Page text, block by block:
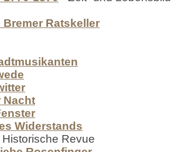
Ratskeller
Nacht
Widerstands
Historische Revue